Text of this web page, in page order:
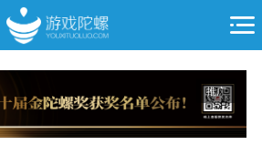
推广